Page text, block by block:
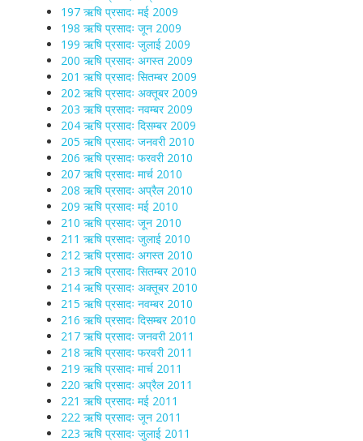
197 ऋषि प्रसादः मई 2009
198 ऋषि प्रसादः जून 2009
199 ऋषि प्रसादः जुलाई 2009
200 ऋषि प्रसादः अगस्त 2009
201 ऋषि प्रसादः सितम्बर 2009
202 ऋषि प्रसादः अक्तूबर 2009
203 ऋषि प्रसादः नवम्बर 2009
204 ऋषि प्रसादः दिसम्बर 2009
205 ऋषि प्रसादः जनवरी 2010
206 ऋषि प्रसादः फरवरी 2010
207 ऋषि प्रसादः मार्च 2010
208 ऋषि प्रसादः अप्रैल 2010
209 ऋषि प्रसादः मई 2010
210 ऋषि प्रसादः जून 2010
211 ऋषि प्रसादः जुलाई 2010
212 ऋषि प्रसादः अगस्त 2010
213 ऋषि प्रसादः सितम्बर 2010
214 ऋषि प्रसादः अक्तूबर 2010
215 ऋषि प्रसादः नवम्बर 2010
216 ऋषि प्रसादः दिसम्बर 2010
217 ऋषि प्रसादः जनवरी 2011
218 ऋषि प्रसादः फरवरी 2011
219 ऋषि प्रसादः मार्च 2011
220 ऋषि प्रसादः अप्रैल 2011
221 ऋषि प्रसादः मई 2011
222 ऋषि प्रसादः जून 2011
223 ऋषि प्रसादः जुलाई 2011